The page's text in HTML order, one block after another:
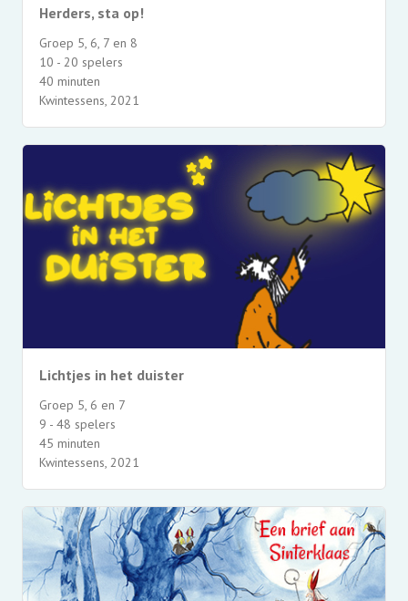
Herders, sta op!
Groep 5, 6, 7 en 8
10 - 20 spelers
40 minuten
Kwintessens, 2021
Lichtjes in het duister
Groep 5, 6 en 7
9 - 48 spelers
45 minuten
Kwintessens, 2021